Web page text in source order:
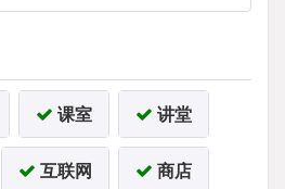
课室 讲堂
互联网 商店